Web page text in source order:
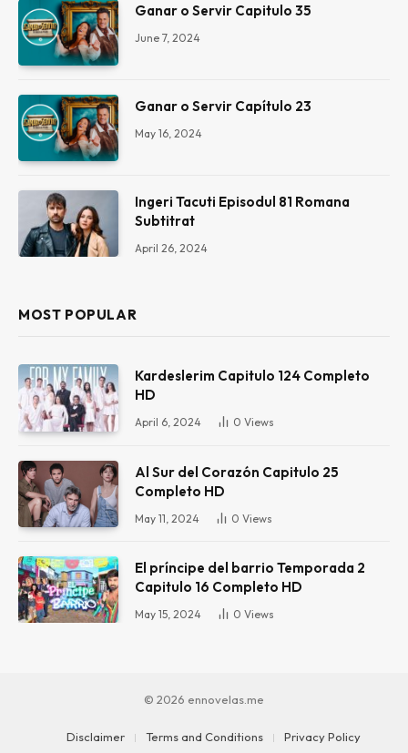
Ganar o Servir Capitulo 35
June 7, 2024
Ganar o Servir Capítulo 23
May 16, 2024
Ingeri Tacuti Episodul 81 Romana
Subtitrat
April 26, 2024
MOST POPULAR
Kardeslerim Capitulo 124 Completo
HD
April 6, 2024 0 Views
Al Sur del Corazón Capitulo 25
Completo HD
May 11, 2024 0 Views
El príncipe del barrio Temporada 2
Capitulo 16 Completo HD
May 15, 2024 0 Views
© 2026 ennovelas.me
Disclaimer Terms and Conditions Privacy Policy